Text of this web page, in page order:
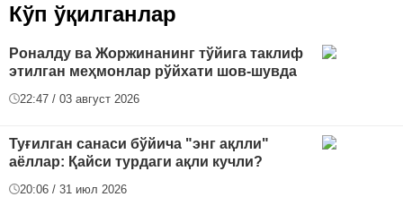
Кўп ўқилганлар
Роналду ва Жоржинанинг тўйига таклиф
этилган меҳмонлар рўйхати шов-шувда
22:47 / 03 август 2026
Туғилган санаси бўйича "энг ақлли"
аёллар: Қайси турдаги ақли кучли?
20:06 / 31 июл 2026